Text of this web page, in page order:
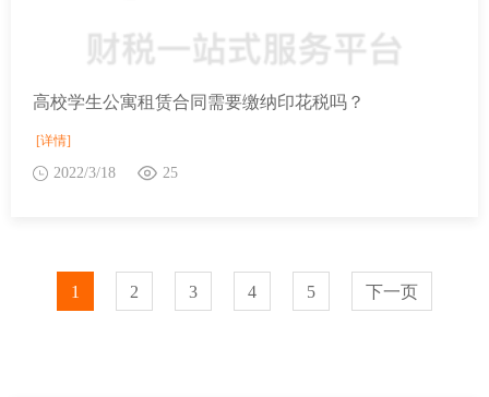
高校学生公寓租赁合同需要缴纳印花税吗？
[详情]
2022/3/18 25
1 2 3 4 5 下一页